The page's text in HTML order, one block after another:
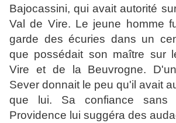
Bajocassini, qui avait autorité
Val de Vire. Le jeune homme
garde des écuries dans un
que possédait son maître sur
Vire et de la Beuvrogne.
Sever donnait le peu qu'il avait
que lui. Sa confiance sans
Providence lui suggéra des